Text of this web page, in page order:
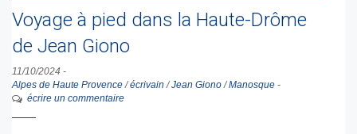
Voyage à pied dans la Haute-Drôme
de Jean Giono
11/10/2024 -
Alpes de Haute Provence/écrivain /Jean Giono/Manosque -
écrire un commentaire